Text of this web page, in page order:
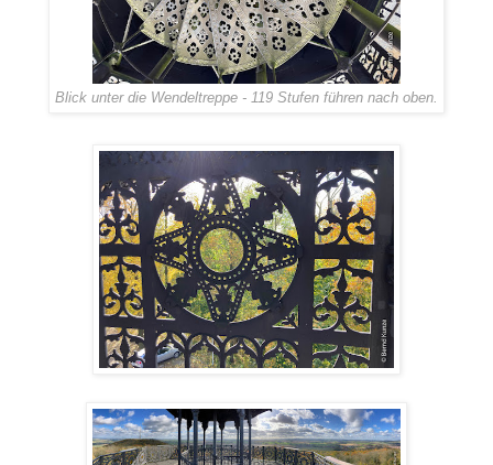
Blick unter die Wendeltreppe - 119 Stufen führen nach oben.